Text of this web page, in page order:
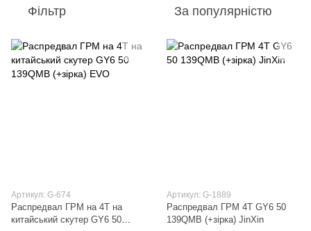
Фільтр За популярністю
Артикул: G-674
Распредвал ГРМ на 4T на
китайський скутер GY6 50
Артикул: G-1889
Распредвал ГРМ 4T GY6 50
139QMB (+зірка) JinXin